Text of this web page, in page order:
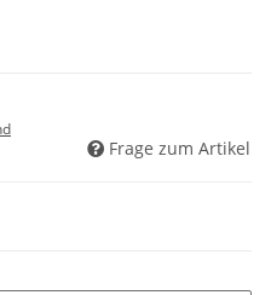
Frage zum Artikel